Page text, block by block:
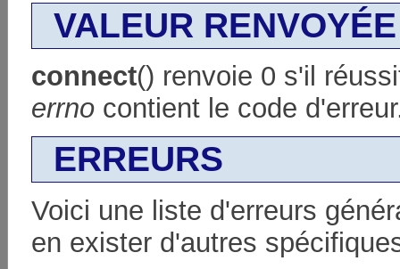
VALEUR RENVOYÉE
connect() renvoie 0 s'il
errnocontient le code
ERREURS
Voici une liste d'erreurs
en exister d'autres